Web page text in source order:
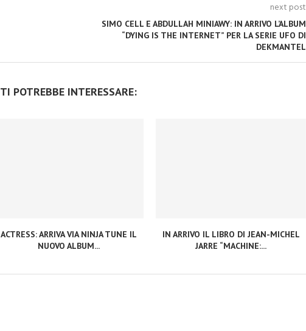
next post
SIMO CELL E ABDULLAH MINIAWY: IN ARRIVO L’ALBUM
“DYING IS THE INTERNET” PER LA SERIE UFO DI
DEKMANTEL
TI POTREBBE INTERESSARE:
ACTRESS: ARRIVA VIA NINJA TUNE IL
NUOVO ALBUM...
IN ARRIVO IL LIBRO DI JEAN-MICHEL
JARRE “MACHINE:...